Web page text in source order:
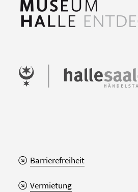
Barrierefreiheit
Vermietung